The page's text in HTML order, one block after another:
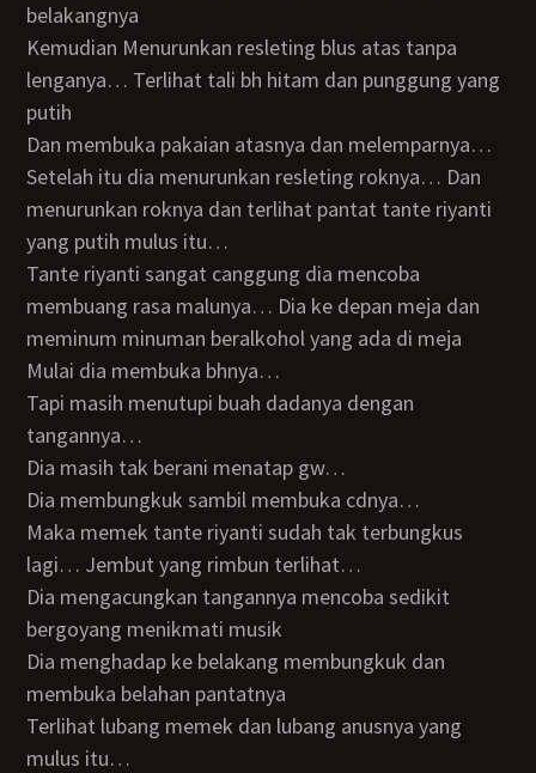
belakangnya
Kemudian Menurunkan resleting blus atas tanpa
lenganya… Terlihat tali bh hitam dan punggung yang
putih
Dan membuka pakaian atasnya dan melemparnya…
Setelah itu dia menurunkan resleting roknya… Dan
menurunkan roknya dan terlihat pantat tante riyanti
yang putih mulus itu…
Tante riyanti sangat canggung dia mencoba
membuang rasa malunya… Dia ke depan meja dan
meminum minuman beralkohol yang ada di meja
Mulai dia membuka bhnya…
Tapi masih menutupi buah dadanya dengan
tangannya…
Dia masih tak berani menatap gw…
Dia membungkuk sambil membuka cdnya…
Maka memek tante riyanti sudah tak terbungkus
lagi… Jembut yang rimbun terlihat…
Dia mengacungkan tangannya mencoba sedikit
bergoyang menikmati musik
Dia menghadap ke belakang membungkuk dan
membuka belahan pantatnya
Terlihat lubang memek dan lubang anusnya yang
mulus itu…